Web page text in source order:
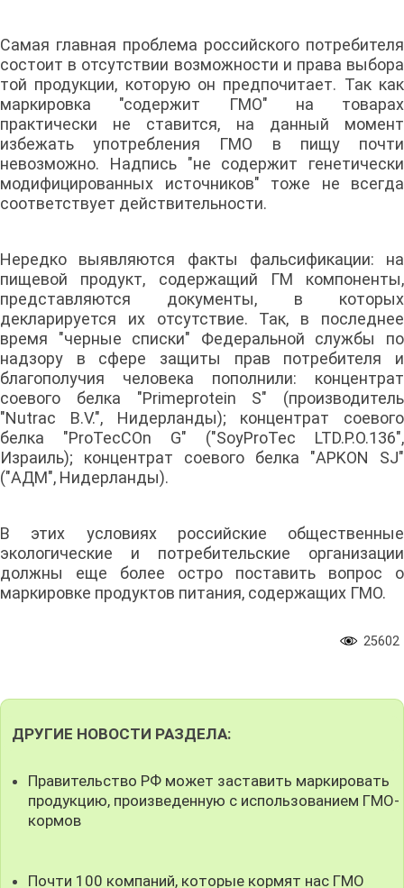
Самая главная проблема российского потребителя
состоит в отсутствии возможности и права выбора
той продукции, которую он предпочитает. Так как
маркировка "содержит ГМО" на товарах
практически не ставится, на данный момент
избежать употребления ГМО в пищу почти
невозможно. Надпись "не содержит генетически
модифицированных источников" тоже не всегда
соответствует действительности.
Нередко выявляются факты фальсификации: на
пищевой продукт, содержащий ГМ компоненты,
представляются документы, в которых
декларируется их отсутствие. Так, в последнее
время "черные списки" Федеральной службы по
надзору в сфере защиты прав потребителя и
благополучия человека пополнили: концентрат
соевого белка "Primeprotein S" (производитель
"Nutrac B.V.", Нидерланды); концентрат соевого
белка "ProTecCOn G" ("SoyProTec LTD.P.O.136",
Израиль); концентрат соевого белка "APKON SJ"
("АДМ", Нидерланды).
В этих условиях российские общественные
экологические и потребительские организации
должны еще более остро поставить вопрос о
маркировке продуктов питания, содержащих ГМО.
25602
ДРУГИЕ НОВОСТИ РАЗДЕЛА:
Правительство РФ может заставить маркировать
продукцию, произведенную с использованием ГМО-
кормов
Почти 100 компаний, которые кормят нас ГМО